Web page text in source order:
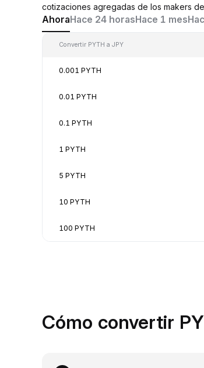
cotizaciones agregadas de los makers
AhoraHace 24 horasHace 1 mes
Convertir PYTH a JPY
0.001 PYTH
0.01 PYTH
0.1 PYTH
1 PYTH
5 PYTH
10 PYTH
100 PYTH
Cómo convertir